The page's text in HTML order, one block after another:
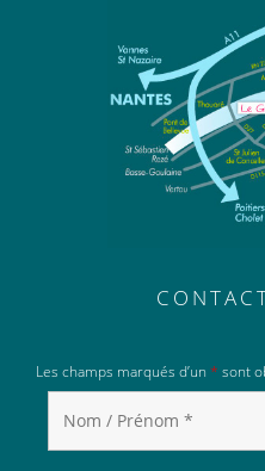
Les champs marqués d’un * sont